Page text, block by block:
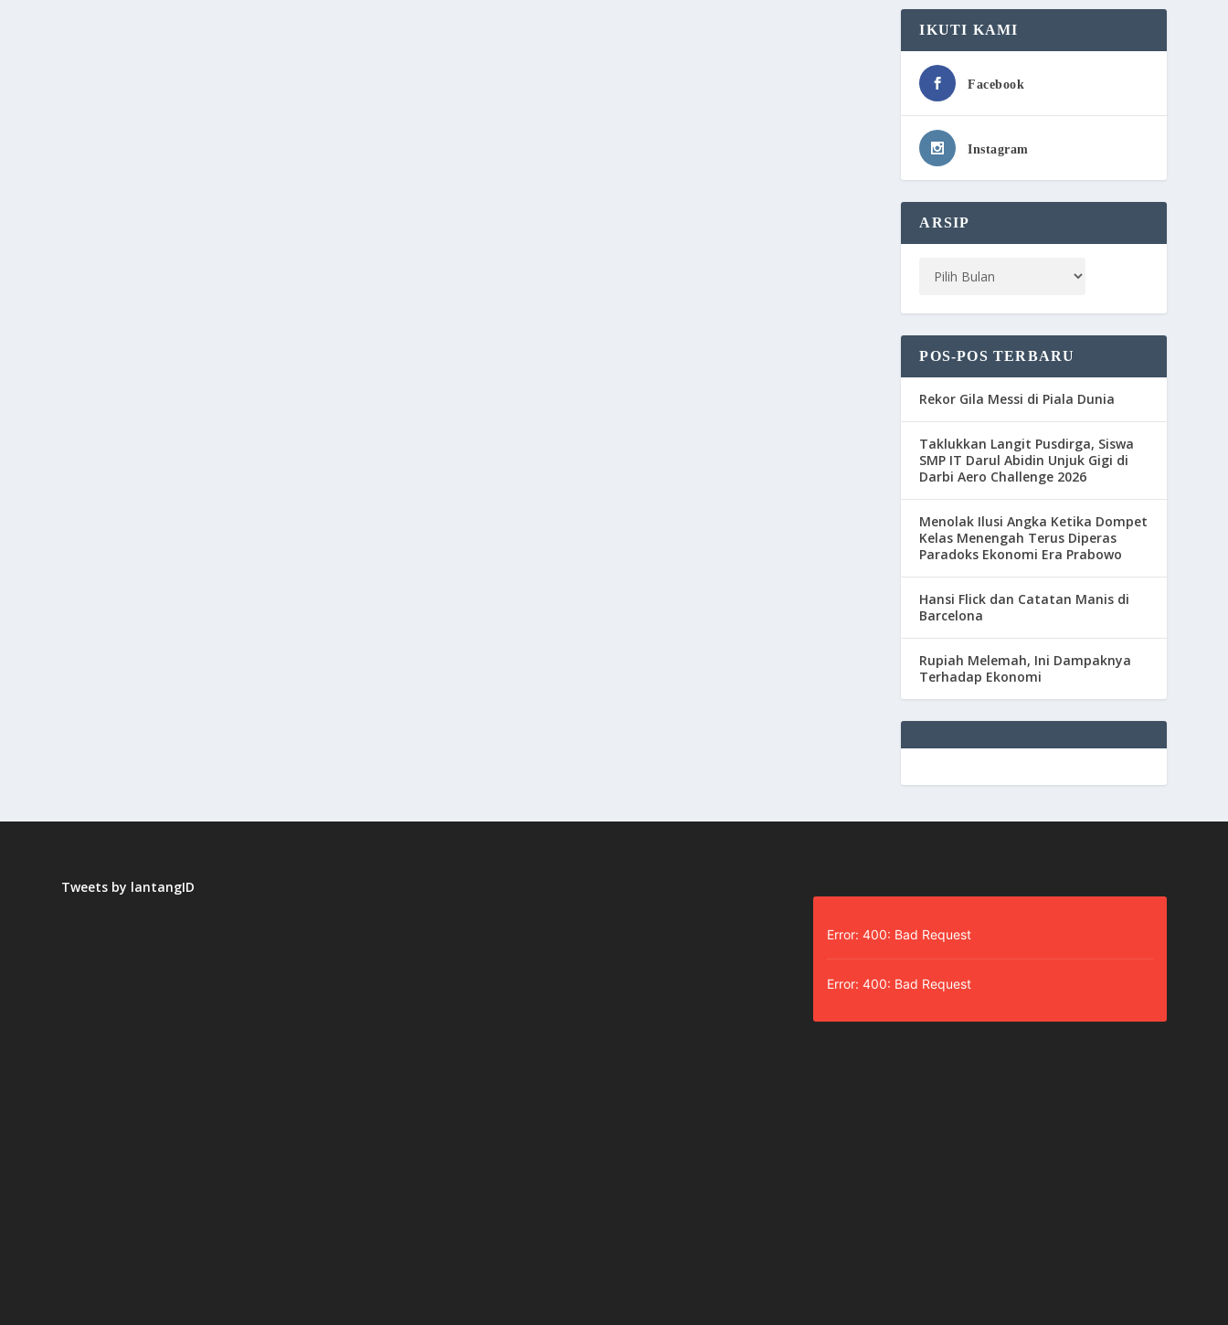
IKUTI KAMI
Facebook
Instagram
ARSIP
POS-POS TERBARU
Rekor Gila Messi di Piala Dunia
Taklukkan Langit Pusdirga, Siswa
SMP IT Darul Abidin Unjuk Gigi di
Darbi Aero Challenge 2026
Menolak Ilusi Angka Ketika Dompet
Kelas Menengah Terus Diperas
Paradoks Ekonomi Era Prabowo
Hansi Flick dan Catatan Manis di
Barcelona
Rupiah Melemah, Ini Dampaknya
Terhadap Ekonomi
Tweets by lantangID
Error: 400: Bad Request
Error: 400: Bad Request